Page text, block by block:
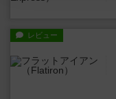
レビュー